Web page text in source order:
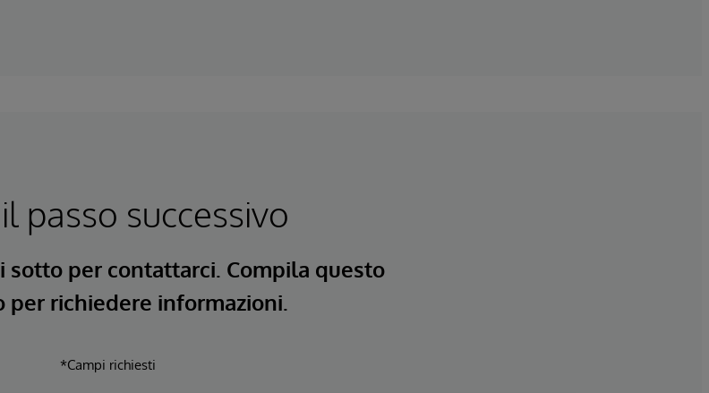
passo successivo
sotto per contattarci. Compila questo
per richiedere informazioni.
*Campi richiesti